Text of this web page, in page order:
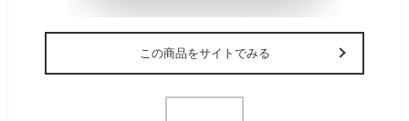
この商品をサイトでみる